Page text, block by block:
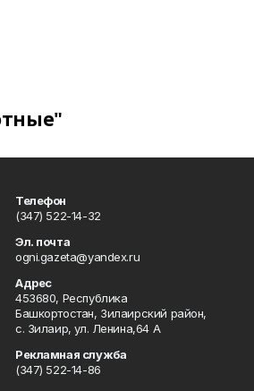
Телефон
(347) 522-14-32
Эл. почта
ogni.gazeta@yandex.ru
Адрес
453680, Республика
Башкортостан, Зилаирский район,
с. Зилаир, ул. Ленина,64 А
Рекламная служба
(347) 522-14-86